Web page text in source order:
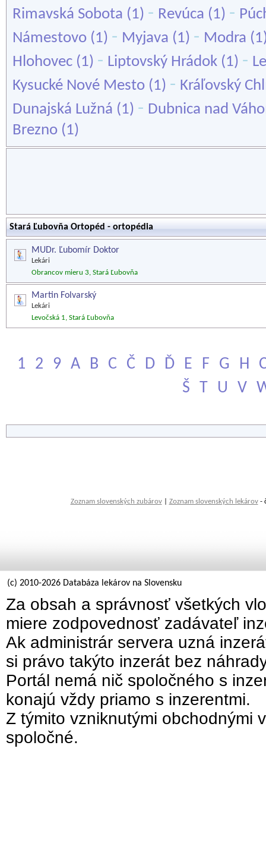
Rimavská Sobota (1) - Revúca (1) -
Námestovo (1) - Myjava (1) - Modra
Hlohovec (1) - Liptovský Hrádok (1) -
Kysucké Nové Mesto (1) - Kráľovský
Dunajská Lužná (1) - Dubnica nad
Brezno (1)
Stará Ľubovňa Ortopéd - ortopédia
MUDr. Ľubomír Doktor
Lekári
Obrancov mieru 3, Stará Ľubovňa
Martin Folvarský
Lekári
Levočská 1, Stará Ľubovňa
1 2 9 A B C Č D Ď E F G H
Š
T U V
Zoznam slovenských zubárov| Zoznam slovenských lekárov-
(c) 2010-2026 Databáza lekárov na Slovensku
Za obsah a správnosť všetkých
miere zodpovednosť zadávateľ
Ak administrár servera uzná
si právo takýto inzerát bez
Portál nemá nič spoločného s
konajú vždy priamo s inzerentmi.
Z týmito vzniknutými obchodnými
spoločné.